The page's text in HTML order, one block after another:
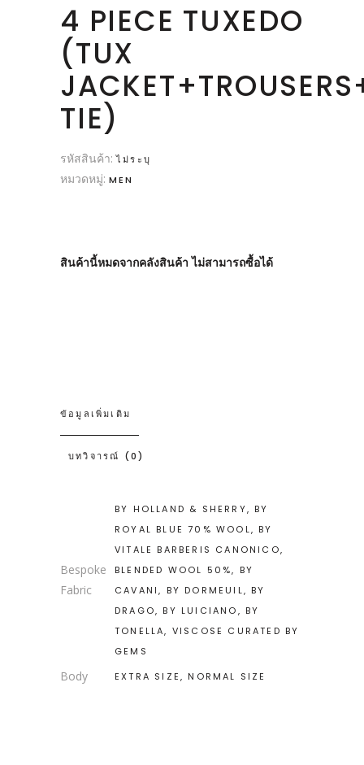
4 PIECE TUXEDO
(TUX
TIE)
รหัสสินค้า:ไม่ระบุ
หมวดหมู่: MEN
สินค้านี้หมดจากคลังสินค้า ไม่สามารถซื้อได้
ข้อมูลเพิ่มเติม
บทวิจารณ์ (0)
Bespoke
Fabric
BY HOLLAND & SHERRY, BY
ROYAL BLUE 70% WOOL, BY
VITALE BARBERIS CANONICO,
BLENDED WOOL 50%, BY
CAVANI, BY DORMEUIL, BY
DRAGO, BY LUICIANO, BY
TONELLA, VISCOSE CURATED BY
GEMS
Body EXTRA SIZE, NORMAL SIZE